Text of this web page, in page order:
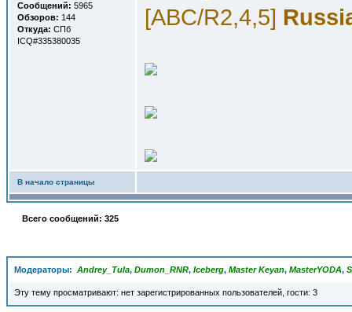
Сообщений: 5965
Обзоров: 144
Откуда: СПб
ICQ#335380035
[ABC/R2,4,5]
В начало страницы
Всего сообщений: 325
Модераторы: Andrey_Tula, Dumon_RNR, Iceberg, Master Keyan, MasterYODA,
Эту тему просматривают: нет зарегистрированных пользователей, гости: 3